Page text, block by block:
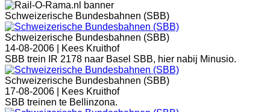
Schweizerische Bundesbahnen (SBB)
Schweizerische Bundesbahnen (SBB)
14-08-2006 |
Kees Kruithof
SBB trein IR 2178 naar Basel SBB, hier nabij Minusio.
Schweizerische Bundesbahnen (SBB)
17-08-2006 |
Kees Kruithof
SBB treinen te Bellinzona.